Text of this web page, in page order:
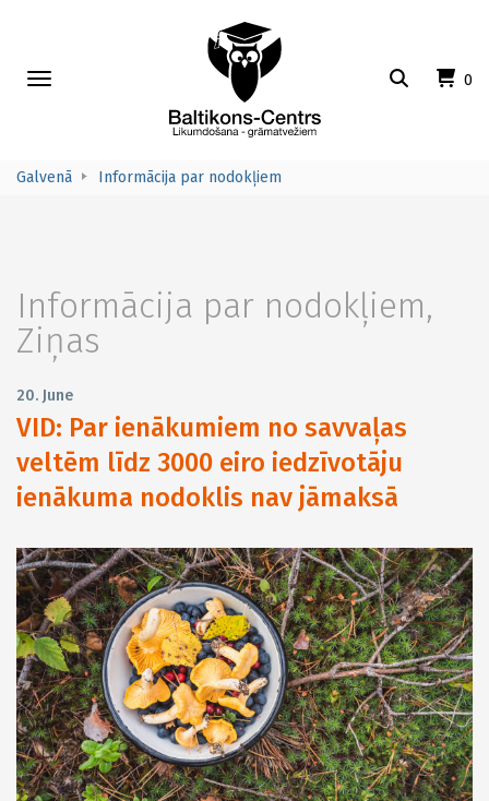
0
Toggle
Galvenā Informācija par nodokļiem
Informācija par nodokļiem,
Ziņas
20. June
VID: Par ienākumiem no savvaļas
veltēm līdz 3000 eiro iedzīvotāju
ienākuma nodoklis nav jāmaksā